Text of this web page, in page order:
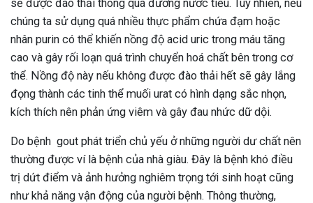
sẽ được đào thải thông qua đường nước tiểu. Tuy nhiên, nếu
chúng ta sử dụng quá nhiều thực phẩm chứa đạm hoặc
nhân purin có thể khiến nồng độ acid uric trong máu tăng
cao và gây rối loạn quá trình chuyển hoá chất bên trong cơ
thể. Nồng độ này nếu không được đào thải hết sẽ gây lắng
đọng thành các tinh thể muối urat có hình dạng sắc nhọn,
kích thích nên phản ứng viêm và gây đau nhức dữ dội.
Do bệnh gout phát triển chủ yếu ở những người dư chất nên
thường được ví là bệnh của nhà giàu. Đây là bệnh khó điều
trị dứt điểm và ảnh hưởng nghiêm trọng tới sinh hoạt cũng
như khả năng vận động của người bệnh. Thông thường,